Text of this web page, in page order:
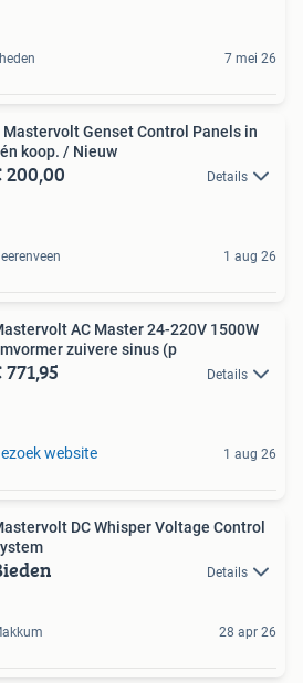
7 mei 26
Mastervolt Genset Control Panels in
koop. / Nieuw
200,00 Details
1 aug 26
AC Master 24-220V 1500W
zuivere sinus (p
771,95 Details
website 1 aug 26
DC Whisper Voltage Control
Details
28 apr 26